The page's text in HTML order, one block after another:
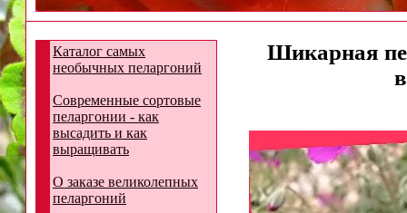
Каталог самых
необычных пеларгоний
Современные сортовые
пеларгонии - как
высадить и как
выращивать
О заказе великолепных
пеларгоний
Шикарная